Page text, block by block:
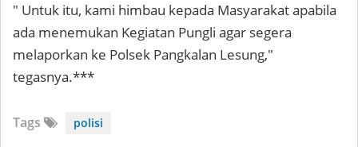
" Untuk itu, kami himbau kepada Masyarakat apabila
ada menemukan Kegiatan Pungli agar segera
melaporkan ke Polsek Pangkalan Lesung,"
tegasnya.***
Tags polisi